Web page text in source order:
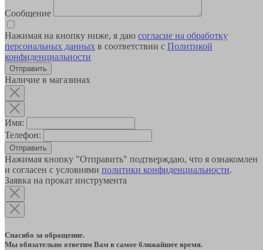
Сообщение
Нажимая на кнопку ниже, я даю согласие на обработку
персональных данных в соответствии с Политикой
конфиденциальности
Наличие в магазинах
Имя:
Телефон:
Отправить
Нажимая кнопку "Отправить" подтверждаю, что я ознакомлен
и согласен с условиями политики конфиденциальности.
Заявка на прокат инструмента
Спасибо за обращение.
Мы обязательно ответим Вам в самое ближайшее время.